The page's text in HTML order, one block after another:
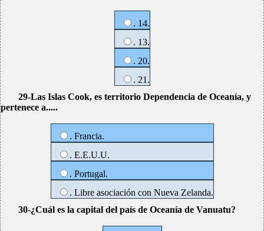
. 14.
. 13.
. 20.
. 21.
29-Las Islas Cook, es territorio Dependencia de Oceanía, y
pertenece a.....
. Francia.
. E.E.U.U.
. Portugal.
. Libre asociación con Nueva Zelanda.
30-¿Cuál es la capital del país de Oceanía de Vanuatu?